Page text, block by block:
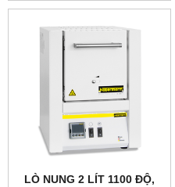
LÒ NUNG 2 LÍT 1100 ĐỘ,